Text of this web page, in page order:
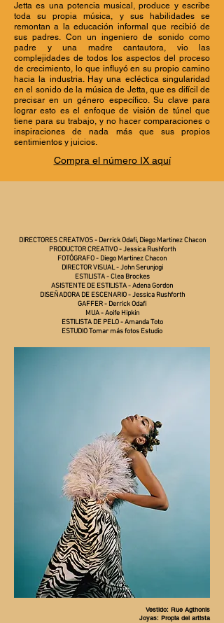
DIRECTORES CREATIVOS - Derrick Odafi, Diego Martinez Chacon
PRODUCTOR CREATIVO - Jessica Rushforth
FOTÓGRAFO - Diego Martinez Chacon
DIRECTOR VISUAL - John Serunjogi
ESTILISTA - Clea Brockes
ASISTENTE DE ESTILISTA - Adena Gordon
DISEÑADORA DE ESCENARIO - Jessica Rushforth
GAFFER - Derrick Odafi
MUA - Aoife Hipkin
ESTILISTA DE PELO - Amanda Toto
ESTUDIO Tomar más fotos Estudio
Vestido: Rue Agthonis
Joyas: Propia del artista
Jetta es una potencia musical, produce y escribe
toda su propia música, y sus habilidades se
remontan a la educación informal que recibió de
sus padres. Con un ingeniero de sonido como
padre y una madre cantautora, vio las
complejidades de todos los aspectos del proceso
de crecimiento, lo que influyó en su propio camino
hacia la industria. Hay una ecléctica singularidad
en el sonido de la música de Jetta, que es difícil de
precisar en un género específico. Su clave para
lograr esto es el enfoque de visión de túnel que
tiene para su trabajo, y no hacer comparaciones o
inspiraciones de nada más que sus propios
sentimientos y juicios.
Compra el número IX aquí